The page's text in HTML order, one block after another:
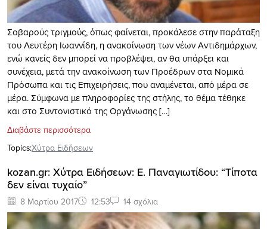
Σοβαρούς τριγμούς, όπως φαίνεται, προκάλεσε στην παράταξη
του Λευτέρη Ιωαννίδη, η ανακοίνωση των νέων Αντιδημάρχων,
ενώ κανείς δεν μπορεί να προβλέψει, αν θα υπάρξει και
συνέχεια, μετά την ανακοίνωση των Προέδρων στα Νομικά
Πρόσωπα και τις Επιχειρήσεις, που αναμένεται, από μέρα σε
μέρα. Σύμφωνα με πληροφορίες της στήλης, το θέμα τέθηκε
και στο Συντονιστικό της Οργάνωσης […]
Διαβάστε περισσότερα
Topics:Xύτρα Ειδήσεων
kozan.gr: Χύτρα Ειδήσεων: Ε. Παναγιωτίδου: “Τίποτα
δεν είναι τυχαίο”
8 Μαρτίου 2017 12:53 14 σχόλια